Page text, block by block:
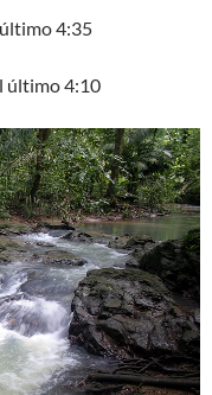
4:35
último 4:10